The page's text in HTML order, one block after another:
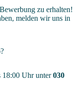
zu erhalten!
melden wir uns in
18:00 Uhr unter030